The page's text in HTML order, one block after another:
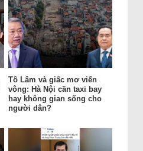
Tô Lâm và giấc mơ viển
vông: Hà Nội cần taxi bay
hay không gian sống cho
người dân?